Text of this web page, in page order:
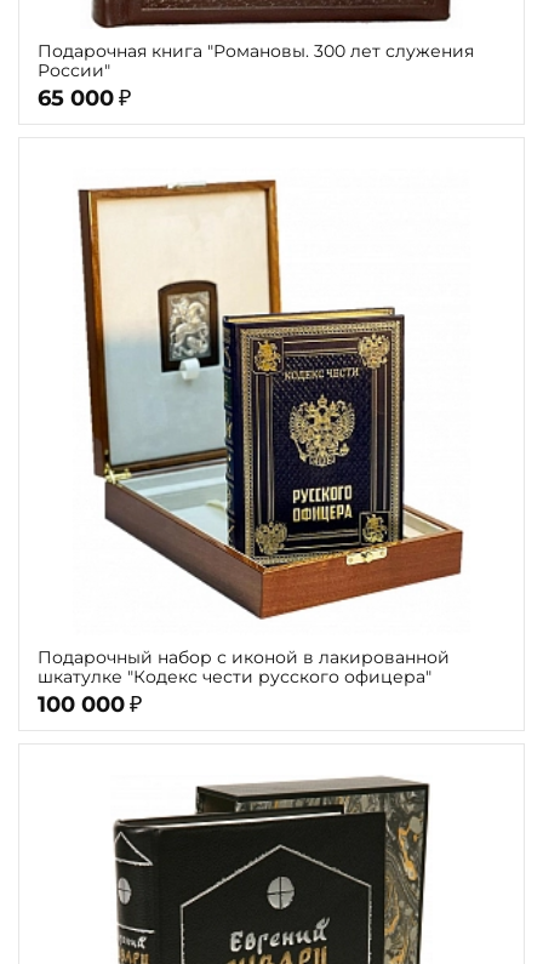
Подарочная книга "Романовы. 300 лет служения
России"
65 000 ₽
Подарочный набор с иконой в лакированной
шкатулке "Кодекс чести русского офицера"
100 000 ₽